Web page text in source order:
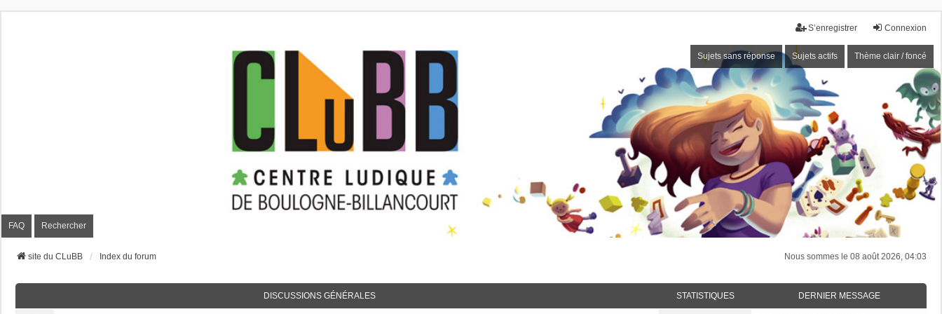
Connexion
S’enregistrer
Sujets sans réponse Sujets actifs Thème clair / foncé
FAQ Rechercher
Nous sommes le 08 août 2026, 04:03
site du CLuBB Index du forum
DISCUSSIONS GÉNÉRALES STATISTIQUES DERNIER MESSAGE